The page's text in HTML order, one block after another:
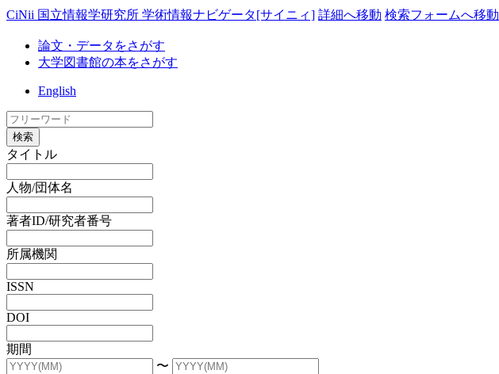
CiNii 国立情報学研究所 学術情報ナビゲータ[サイニィ] 詳細へ移動 検索フォームへ移動
論文・データをさがす
大学図書館の本をさがす
English
検索
タイトル
人物/団体名
著者ID/研究者番号
所属機関
ISSN
DOI
期間
〜